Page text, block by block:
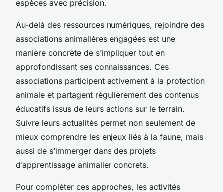
espèces avec précision.
Au-delà des ressources numériques, rejoindre des
associations animalières engagées est une
manière concrète de s’impliquer tout en
approfondissant ses connaissances. Ces
associations participent activement à la protection
animale et partagent régulièrement des contenus
éducatifs issus de leurs actions sur le terrain.
Suivre leurs actualités permet non seulement de
mieux comprendre les enjeux liés à la faune, mais
aussi de s’immerger dans des projets
d’apprentissage animalier concrets.
Pour compléter ces approches, les activités